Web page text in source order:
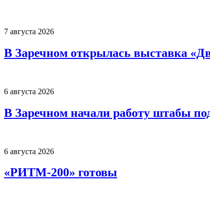
7 августа 2026
В Заречном открылась выставка
6 августа 2026
В Заречном начали работу штабы
6 августа 2026
«РИТМ-200» готовы